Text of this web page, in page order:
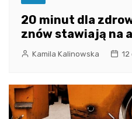
20 minut dla
znów stawiają na
Kamila Kalinowska